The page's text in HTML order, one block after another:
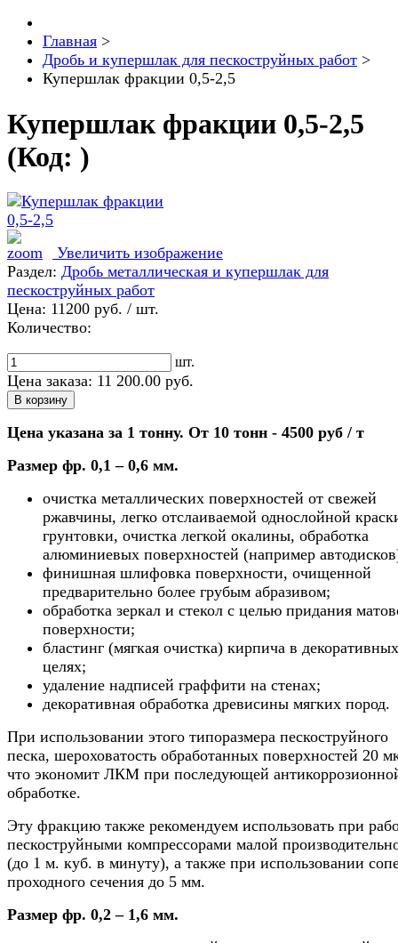
Главная >
Дробь и купершлак для пескоструйных работ >
Купершлак фракции 0,5-2,5
Купершлак фракции 0,5-2,5
(Код: )
Увеличить изображение
Раздел: Дробь металлическая и купершлак для
пескоструйных работ
Цена: 11200 руб. / шт.
Количество:
шт.
Цена заказа: 11 200.00 руб.
Цена указана за 1 тонну. От 10 тонн - 4500 руб / т
Размер фр. 0,1 – 0,6 мм.
очистка металлических поверхностей от свежей
ржавчины, легко отслаиваемой однослойной
грунтовки, очистка легкой окалины, обработка
алюминиевых поверхностей (например
финишная шлифовка поверхности, очищенной
предварительно более грубым абразивом;
обработка зеркал и стекол с целью придания
поверхности;
бластинг (мягкая очистка) кирпича в декоративных
целях;
удаление надписей граффити на стенах;
декоративная обработка древисины мягких пород.
При использовании этого типоразмера пескоструйного
песка, шероховатость обработанных поверхностей 20
что экономит ЛКМ при последующей
обработке.
Эту фракцию также рекомендуем использовать при
пескоструйными компрессорами малой
(до 1 м. куб. в минуту), а также при использовании
проходного сечения до 5 мм.
Размер фр. 0,2 – 1,6 мм.